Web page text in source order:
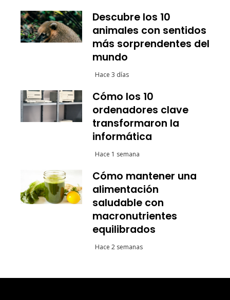
Descubre los 10
animales con sentidos
más sorprendentes del
mundo
Hace 3 días
Cómo los 10
ordenadores clave
transformaron la
informática
Hace 1 semana
Cómo mantener una
alimentación
saludable con
macronutrientes
equilibrados
Hace 2 semanas